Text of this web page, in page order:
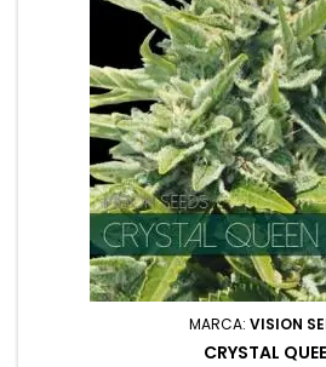
MARCA: VISION
CRYSTAL